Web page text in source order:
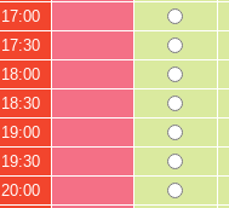
17:00
17:30
18:00
18:30
19:00
19:30
20:00